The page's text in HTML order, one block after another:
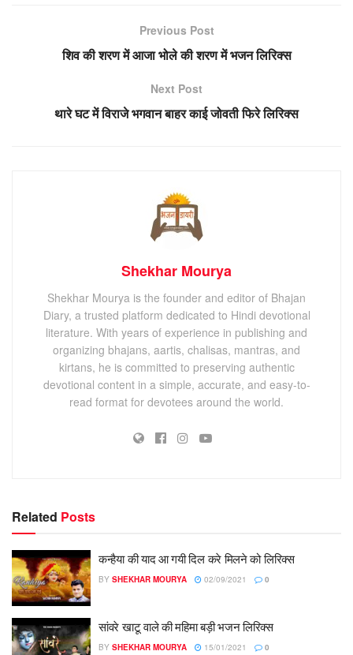
Previous Post
शिव की शरण में आजा भोले की शरण में भजन लिरिक्स
Next Post
थारे घट में विराजे भगवान बाहर काई जोवती फिरे लिरिक्स
Shekhar Mourya
Shekhar Mourya is the founder and editor of Bhajan
Diary, a trusted platform dedicated to Hindi devotional
literature. With years of experience in publishing and
organizing bhajans, aartis, chalisas, mantras, and
kirtans, he is committed to preserving authentic
devotional content in a simple, accurate, and easy-to-
read format for devotees around the world.
Related Posts
कन्हैया की याद आ गयी दिल करे मिलने को लिरिक्स
BY SHEKHAR MOURYA 02/09/2021 0
सांवरे खाटू वाले की महिमा बड़ी भजन लिरिक्स
BY SHEKHAR MOURYA 15/01/2021 0